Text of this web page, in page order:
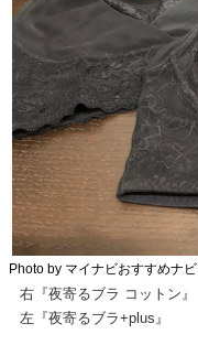
Photo by マイナビおすすめナビ
右『夜寄るブラ コットン』
左『夜寄るブラ+plus』